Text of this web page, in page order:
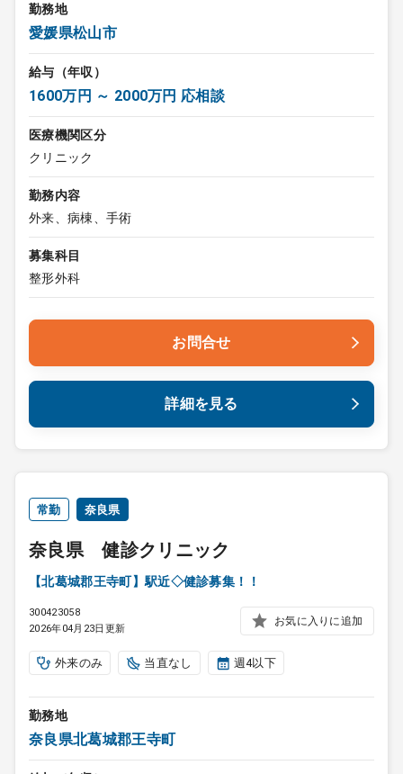
勤務地
愛媛県松山市
給与（年収）
1600万円 ～ 2000万円 応相談
医療機関区分
クリニック
勤務内容
外来、病棟、手術
募集科目
整形外科
お問合せ
詳細を見る
常勤 奈良県
奈良県 健診クリニック
【北葛城郡王寺町】駅近◇健診募集！！
300423058
2026年04月23日更新
お気に入りに追加
外来のみ 当直なし 週4以下
勤務地
奈良県北葛城郡王寺町